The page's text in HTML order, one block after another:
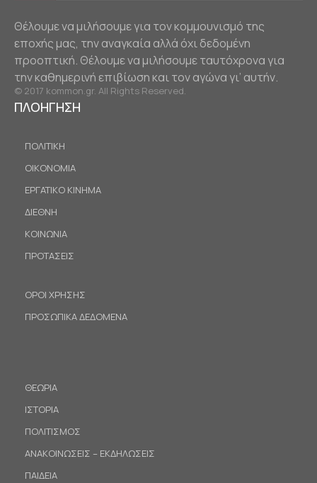
Θέλουμε να μιλήσουμε για τον κομμουνισμό της
εποχής μας, την αναγκαία αλλά όχι δεδομένη
προοπτική. Θέλουμε να μιλήσουμε ταυτόχρονα για
την καθημερινή επιβίωση και τον αγώνα γι’ αυτήν.
© 2017 kommon.gr. All Rights Reserved.
ΠΛΟΗΓΗΣΗ
ΠΟΛΙΤΙΚΗ
ΟΙΚΟΝΟΜΙΑ
ΕΡΓΑΤΙΚΟ ΚΙΝΗΜΑ
ΔΙΕΘΝΗ
ΚΟΙΝΩΝΙΑ
ΠΡΟΤΑΣΕΙΣ
ΟΡΟΙ ΧΡΗΣΗΣ
ΠΡΟΣΩΠΙΚΑ ΔΕΔΟΜΕΝΑ
ΘΕΩΡΙΑ
ΙΣΤΟΡΙΑ
ΠΟΛΙΤΙΣΜΟΣ
ΑΝΑΚΟΙΝΩΣΕΙΣ – ΕΚΔΗΛΩΣΕΙΣ
ΠΑΙΔΕΙΑ